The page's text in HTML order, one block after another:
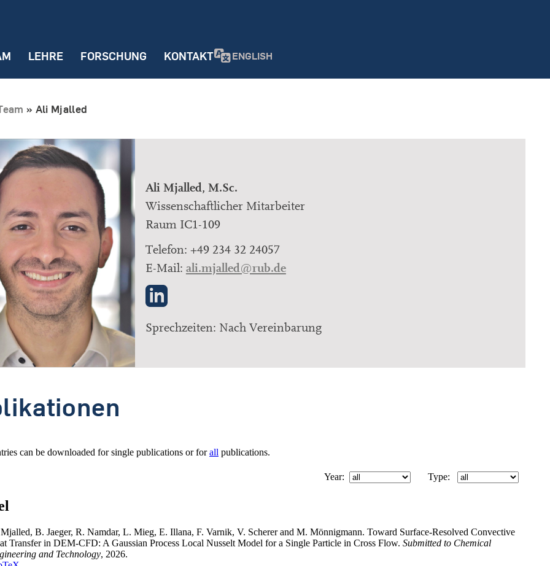
LEHRE FORSCHUNG KONTAKT ENGLISH
» Ali Mjalled
Ali Mjalled, M.Sc.
Wissenschaftlicher Mitarbeiter
Raum IC1-109
Telefon: +49 234 32 24057
E-Mail: ali.mjalled@rub.de
Sprechzeiten: Nach Vereinbarung